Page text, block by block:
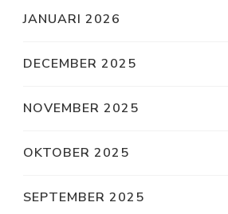
JANUARI 2026
DECEMBER 2025
NOVEMBER 2025
OKTOBER 2025
SEPTEMBER 2025